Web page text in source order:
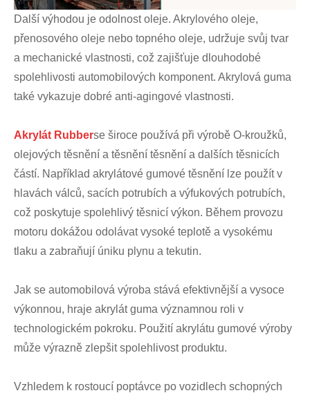
Další výhodou je odolnost oleje. Akrylového oleje,
přenosového oleje nebo topného oleje, udržuje svůj tvar
a mechanické vlastnosti, což zajišťuje dlouhodobé
spolehlivosti automobilových komponent. Akrylová guma
také vykazuje dobré anti-agingové vlastnosti.
Akrylát Rubberse široce používá při výrobě O-kroužků,
olejových těsnění a těsnění těsnění a dalších těsnicích
částí. Například akrylátové gumové těsnění lze použít v
hlavách válců, sacích potrubích a výfukových potrubích,
což poskytuje spolehlivý těsnicí výkon. Během provozu
motoru dokážou odolávat vysoké teplotě a vysokému
tlaku a zabraňují úniku plynu a tekutin.
Jak se automobilová výroba stává efektivnější a vysoce
výkonnou, hraje akrylát guma významnou roli v
technologickém pokroku. Použití akrylátu gumové výroby
může výrazně zlepšit spolehlivost produktu.
Vzhledem k rostoucí poptávce po vozidlech schopných